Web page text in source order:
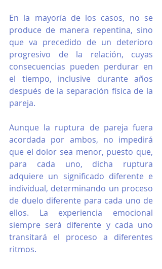
En la mayoría de los casos, no se
produce de manera repentina, sino
que va precedido de un deterioro
progresivo de la relación, cuyas
consecuencias pueden perdurar en
el tiempo, inclusive durante años
después de la separación física de la
pareja.
Aunque la ruptura de pareja fuera
acordada por ambos, no impedirá
que el dolor sea menor, puesto que,
para cada uno, dicha ruptura
adquiere un significado diferente e
individual, determinando un proceso
de duelo diferente para cada uno de
ellos. La experiencia emocional
siempre será diferente y cada uno
transitará el proceso a diferentes
ritmos.